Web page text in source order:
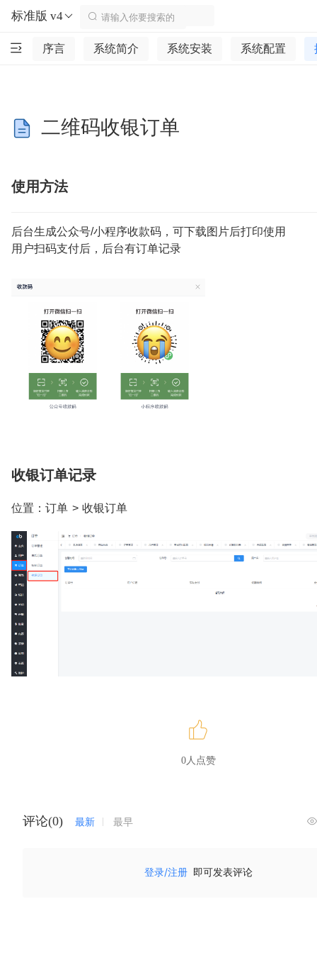
标准版 v4
序言 系统简介 系统安装 系统配置
二维码收银订单
使用方法
后台生成公众号/小程序收款码，可下载图片后打印使用
用户扫码支付后，后台有订单记录
收银订单记录
位置：订单 > 收银订单
0人点赞
评论(0) 最新 最早
登录/注册 即可发表评论